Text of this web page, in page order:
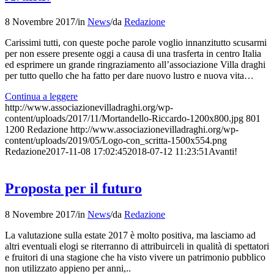
8 Novembre 2017/in News/da Redazione
Carissimi tutti, con queste poche parole voglio innanzitutto scusarmi
per non essere presente oggi a causa di una trasferta in centro Italia
ed esprimere un grande ringraziamento all’associazione Villa draghi
per tutto quello che ha fatto per dare nuovo lustro e nuova vita…
Continua a leggere
http://www.associazionevilladraghi.org/wp-
content/uploads/2017/11/Mortandello-Riccardo-1200x800.jpg 801
1200 Redazione http://www.associazionevilladraghi.org/wp-
content/uploads/2019/05/Logo-con_scritta-1500x554.png
Redazione2017-11-08 17:02:452018-07-12 11:23:51 Avanti!
Proposta per il futuro
8 Novembre 2017/in News/da Redazione
La valutazione sulla estate 2017 è molto positiva, ma lasciamo ad
altri eventuali elogi se riterranno di attribuirceli in qualità di spettatori
e fruitori di una stagione che ha visto vivere un patrimonio pubblico
non utilizzato appieno per anni,..